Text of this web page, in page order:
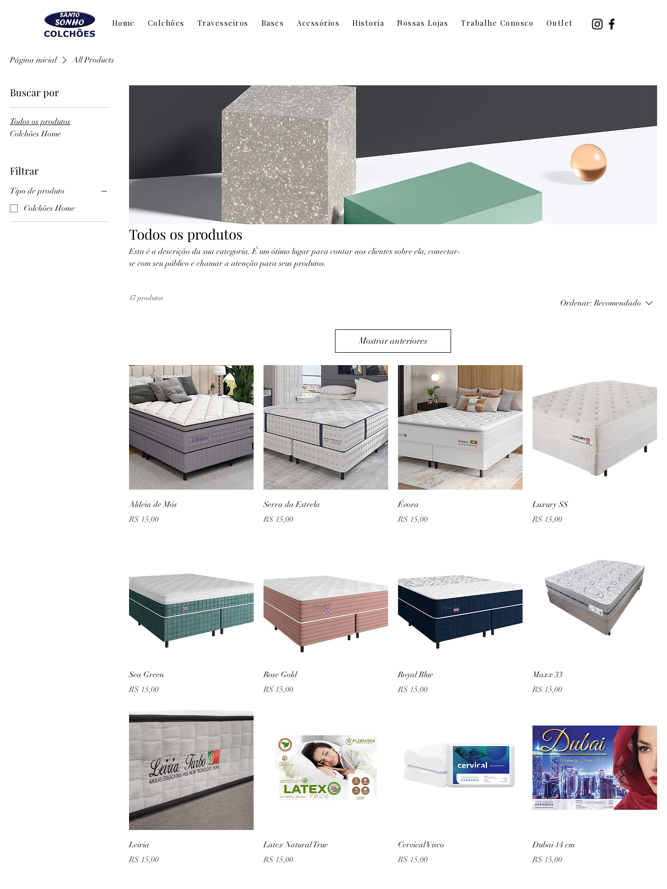
Home Colchões Travesseiros Bases Acessórios Historia Nossas Lojas Trabalhe Conosco Outlet
Página inicial All Products
Buscar por
Todos os produtos
Colchões Home
Filtrar
Tipo de produto
Colchões Home
Todos os produtos
Esta é a descrição da sua categoria. É um ótimo lugar para contar aos clientes sobre ela, conectar-
se com seu público e chamar a atenção para seus produtos.
47 produtos
Ordenar: Recomendado
Mostrar anteriores
Aldeia de Mós
Preço
R$ 15,00
Serra da Estrela
Preço
R$ 15,00
Évora
Preço
R$ 15,00
Luxury SS
Preço
R$ 15,00
Sea Green
Preço
R$ 15,00
Rose Gold
Preço
R$ 15,00
Royal Blue
Preço
R$ 15,00
Maxx 33
Preço
R$ 15,00
Leiria
Preço
R$ 15,00
Latex Natural True
Preço
R$ 15,00
Cervical Visco
Preço
R$ 15,00
Dubai 14 cm
Preço
R$ 15,00